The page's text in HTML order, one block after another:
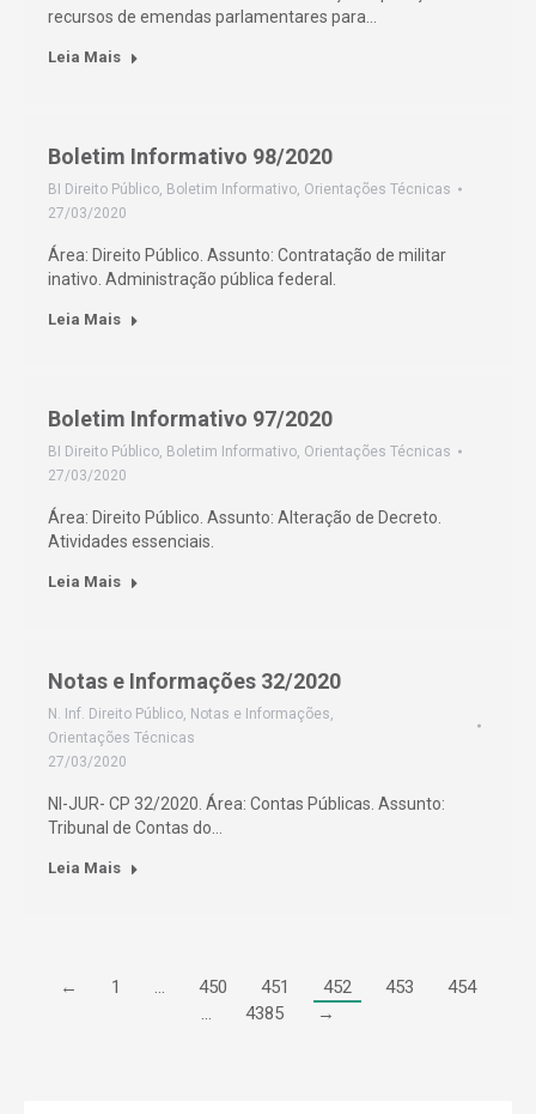
recursos de emendas parlamentares para…
Leia Mais
Boletim Informativo 98/2020
BI Direito Público, Boletim Informativo, Orientações Técnicas
27/03/2020
Área: Direito Público. Assunto: Contratação de militar
inativo. Administração pública federal.
Leia Mais
Boletim Informativo 97/2020
BI Direito Público, Boletim Informativo, Orientações Técnicas
27/03/2020
Área: Direito Público. Assunto: Alteração de Decreto.
Atividades essenciais.
Leia Mais
Notas e Informações 32/2020
N. Inf. Direito Público, Notas e Informações,
Orientações Técnicas
27/03/2020
NI-JUR- CP 32/2020. Área: Contas Públicas. Assunto:
Tribunal de Contas do…
Leia Mais
← 1 … 450 451 452 453
454
…
4385 →